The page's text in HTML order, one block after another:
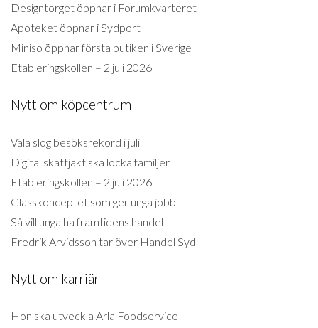
Designtorget öppnar i Forumkvarteret
Apoteket öppnar i Sydport
Miniso öppnar första butiken i Sverige
Etableringskollen – 2 juli 2026
Nytt om köpcentrum
Väla slog besöksrekord i juli
Digital skattjakt ska locka familjer
Etableringskollen – 2 juli 2026
Glasskonceptet som ger unga jobb
Så vill unga ha framtidens handel
Fredrik Arvidsson tar över Handel Syd
Nytt om karriär
Hon ska utveckla Arla Foodservice